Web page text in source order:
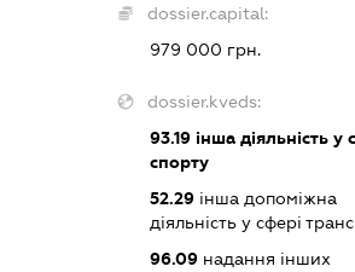
dossier.capital:
979 000 грн.
dossier.kveds:
93.19 інша діяльність у
спорту
52.29 інша допоміжна
діяльність у сфері
96.09 надання інших